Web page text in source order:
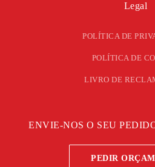
Legal
POLÍTICA DE
POLÍTICA DE
LIVRO DE
ENVIE-NOS O SEU
PEDIR